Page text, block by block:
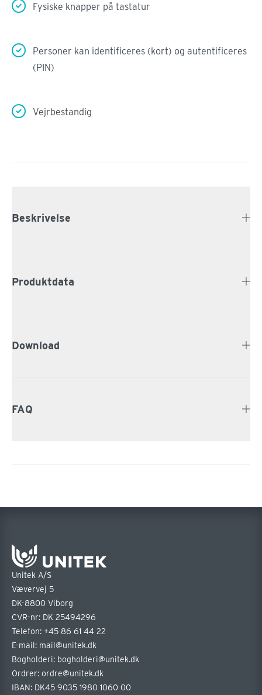
Fysiske knapper på tastatur
Personer kan identificeres (kort) og autentificeres
(PIN)
Vejrbestandig
Beskrivelse
Produktdata
Download
FAQ
Unitek A/S
Vævervej 5
DK-8800 Viborg
CVR-nr: DK 25494296
Telefon: +45 86 61 44 22
E-mail: mail@unitek.dk
Bogholderi: bogholderi@unitek.dk
Ordrer: ordre@unitek.dk
IBAN: DK45 9035 1980 1060 00